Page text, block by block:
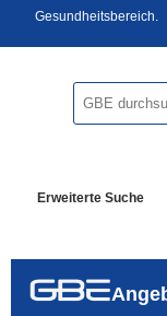
Gesundheitsbereich.
Erweiterte Suche
auch in allen